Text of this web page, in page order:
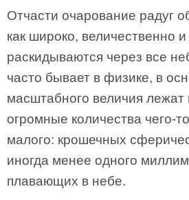
Отчасти очарование радуг
как широко, величественно
раскидываются через все
часто бывает в физике, в
масштабного величия
огромные количества чего-
малого: крошечных
иногда менее одного
плавающих в небе.